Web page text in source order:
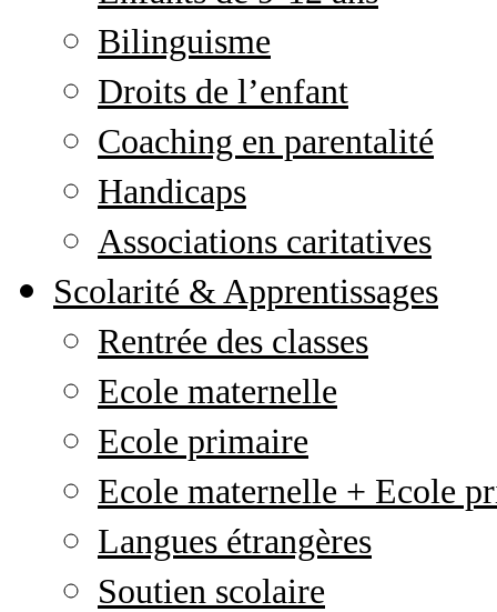
Bilinguisme
Droits de l’enfant
Coaching en parentalité
Handicaps
Associations caritatives
Scolarité & Apprentissages
Rentrée des classes
Ecole maternelle
Ecole primaire
Ecole maternelle + Ecole
Langues étrangères
Soutien scolaire